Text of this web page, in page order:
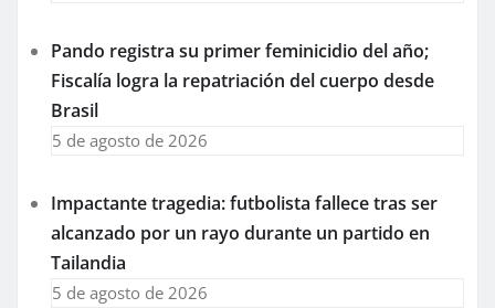
Pando registra su primer feminicidio del año;
Fiscalía logra la repatriación del cuerpo desde
Brasil
5 de agosto de 2026
Impactante tragedia: futbolista fallece tras ser
alcanzado por un rayo durante un partido en
Tailandia
5 de agosto de 2026